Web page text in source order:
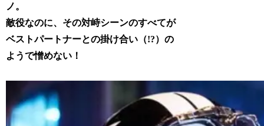
ノ。
敵役なのに、その対峙シーンのすべてが
ベストパートナーとの掛け合い（!?）の
ようで憎めない！